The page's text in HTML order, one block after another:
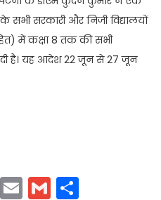
सरकारी और निजी विद्यालयों
में कक्षा 8 तक की सभी
दी है। यह आदेश 22 जून से 27 जून
Pinterest
EmailGmail